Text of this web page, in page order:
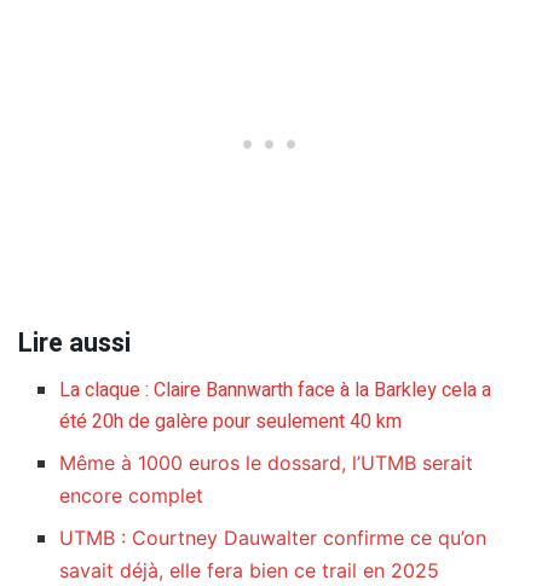
Lire aussi
La claque : Claire Bannwarth face à la Barkley cela a
été 20h de galère pour seulement 40 km
Même à 1000 euros le dossard, l’UTMB serait
encore complet
UTMB : Courtney Dauwalter confirme ce qu’on
savait déjà, elle fera bien ce trail en 2025